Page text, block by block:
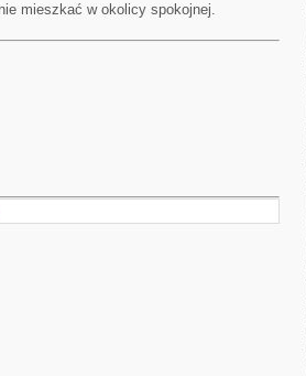
mieszkać w okolicy spokojnej.